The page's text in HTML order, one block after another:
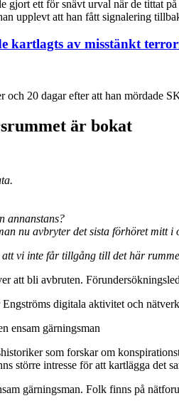
ett för snävt urval när de tittat
upplevt att han fått signalering
kartlagts av misstänkt
och 20 dagar efter att han
är bokat
annanstans?
nu avbryter det sista förhöret mitt
att vi inte får tillgång till det här
att bli avbruten.
digitala aktivitet och
ensam gärningsman
som forskar om
större intresse för att kartlägga det
gärningsman. Folk finns på